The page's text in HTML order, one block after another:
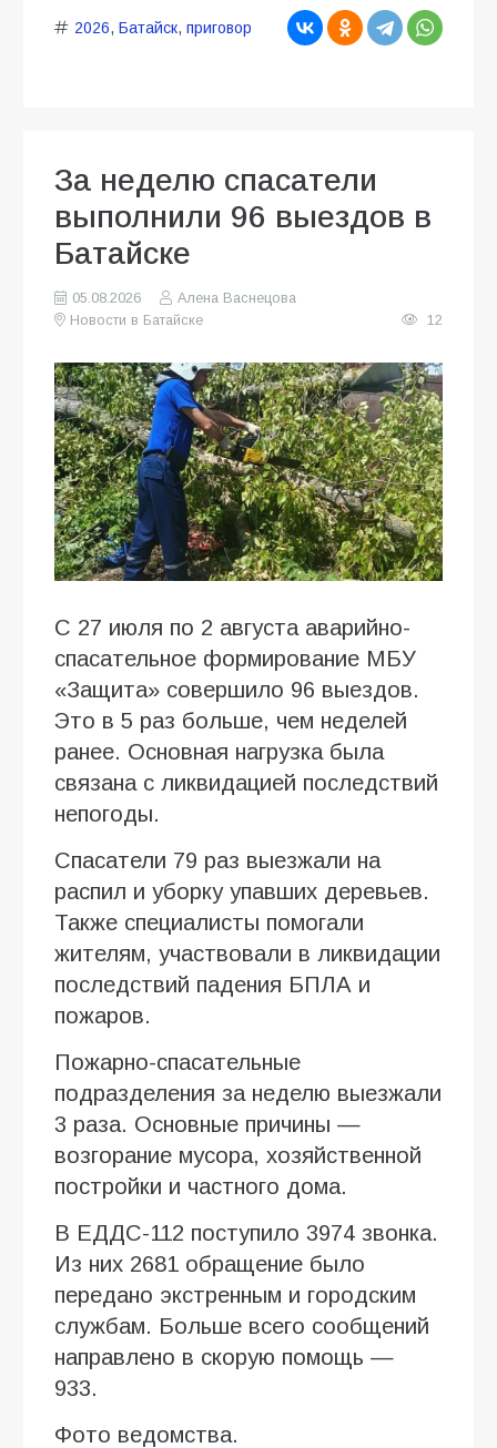
2026, Батайск, приговор
За неделю спасатели
выполнили 96 выездов в
Батайске
05.08.2026
Алена Васнецова
Новости в Батайске
12
С 27 июля по 2 августа аварийно-
спасательное формирование МБУ
«Защита» совершило 96 выездов.
Это в 5 раз больше, чем неделей
ранее. Основная нагрузка была
связана с ликвидацией последствий
непогоды.
Спасатели 79 раз выезжали на
распил и уборку упавших деревьев.
Также специалисты помогали
жителям, участвовали в ликвидации
последствий падения БПЛА и
пожаров.
Пожарно-спасательные
подразделения за неделю выезжали
3 раза. Основные причины —
возгорание мусора, хозяйственной
постройки и частного дома.
В ЕДДС-112 поступило 3974 звонка.
Из них 2681 обращение было
передано экстренным и городским
службам. Больше всего сообщений
направлено в скорую помощь —
933.
Фото ведомства.